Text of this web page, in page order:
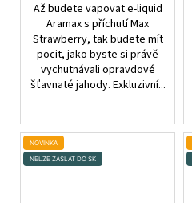
Až budete vapovat e-liquid
Aramax s příchutí Max
Strawberry, tak budete mít
pocit, jako byste si právě
vychutnávali opravdové
šťavnaté jahody. Exkluzivní...
NOVINKA
NELZE ZASLAT DO SK